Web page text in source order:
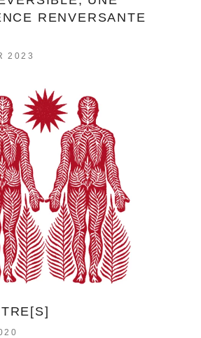
RENVERSANTE
2023